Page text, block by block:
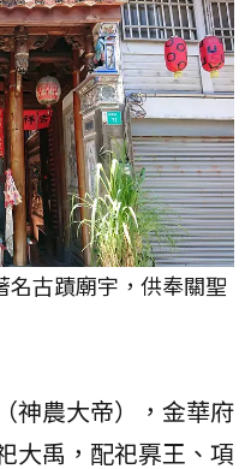
名古蹟廟宇，供奉關聖
神農大帝），金華府
大禹，配祀奡王、項